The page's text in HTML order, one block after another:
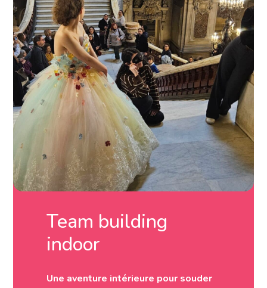
Team building
indoor
Une aventure intérieure pour souder